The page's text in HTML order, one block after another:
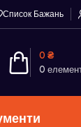
Список Бажань
0
0 ₴